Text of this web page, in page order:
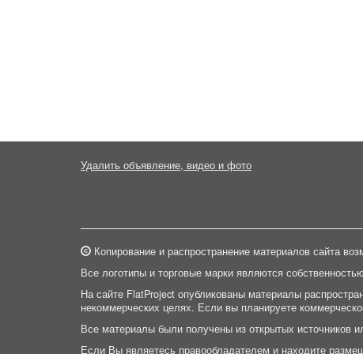
Удалить объявление, видео и фото
Копирование и распространение материалов сайта
Все логотипы и торговые марки являются
На сайте FlatProject опубликованы материалы
некоммерческих целях. Если вы планируете
Все материалы были получены из открытых источников
Если Вы являетесь правообладателем и находите